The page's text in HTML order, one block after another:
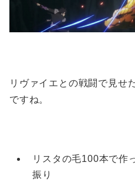
リヴァイエとの戦闘で見せ
ですね。
リスタの毛100本で作
振り